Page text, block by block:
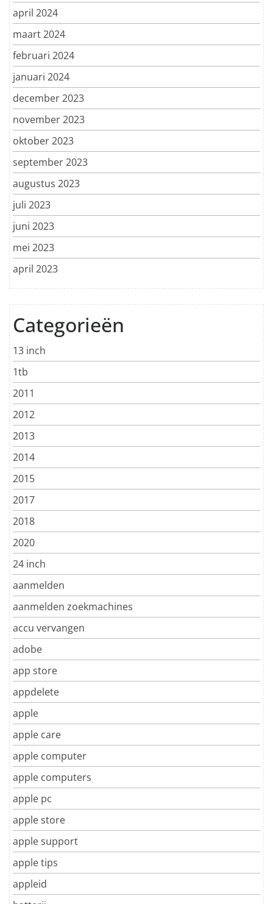
april 2024
maart 2024
februari 2024
januari 2024
december 2023
november 2023
oktober 2023
september 2023
augustus 2023
juli 2023
juni 2023
mei 2023
april 2023
Categorieën
13 inch
1tb
2011
2012
2013
2014
2015
2017
2018
2020
24 inch
aanmelden
aanmelden zoekmachines
accu vervangen
adobe
app store
appdelete
apple
apple care
apple computer
apple computers
apple pc
apple store
apple support
apple tips
appleid